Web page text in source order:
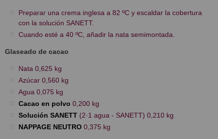
Preparar una crema inglesa a 82 ºC y escaldar la cobertura
con la solución SANETT.
Cuando esté a 40 ºC, añadir la nata semimontada.
Glaseado de cacao
Nata 0,625 kg
Azúcar 0,560 kg
Agua 0,075 kg
Cacao en polvo 0,200 kg
Solución SANETT (2·1 agua - SANETT) 0,210 kg
NAPPAGE NEUTRO 0,375 kg